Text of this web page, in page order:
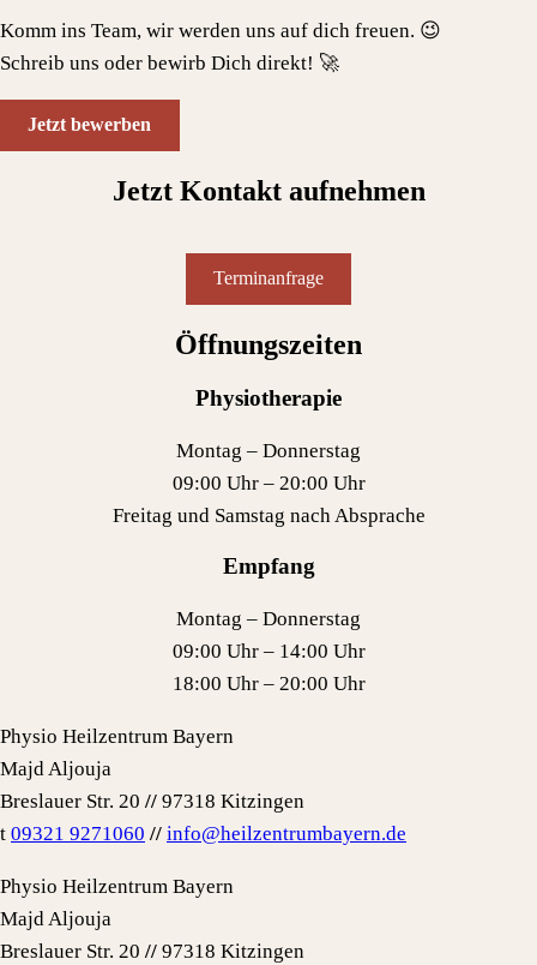
Komm ins Team, wir werden uns auf dich freuen. 😉
Schreib uns oder bewirb Dich direkt! 🚀
Jetzt bewerben
Jetzt Kontakt aufnehmen
Terminanfrage
Öffnungszeiten
Physiotherapie
Montag – Donnerstag
09:00 Uhr – 20:00 Uhr
Freitag und Samstag nach Absprache
Empfang
Montag – Donnerstag
09:00 Uhr – 14:00 Uhr
18:00 Uhr – 20:00 Uhr
Physio Heilzentrum Bayern
Majd Aljouja
Breslauer Str. 20 // 97318 Kitzingen
t 09321 9271060 // info@heilzentrumbayern.de
Physio Heilzentrum Bayern
Majd Aljouja
Breslauer Str. 20 // 97318 Kitzingen